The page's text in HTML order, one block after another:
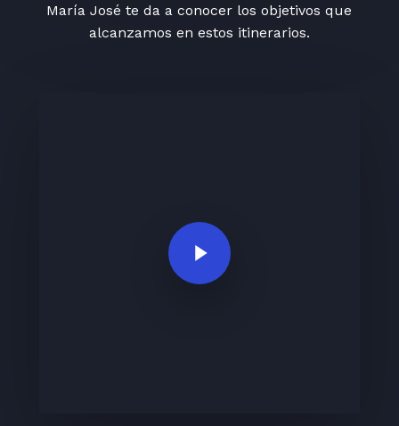
María José te da a conocer los objetivos que
alcanzamos en estos itinerarios.
Play Video